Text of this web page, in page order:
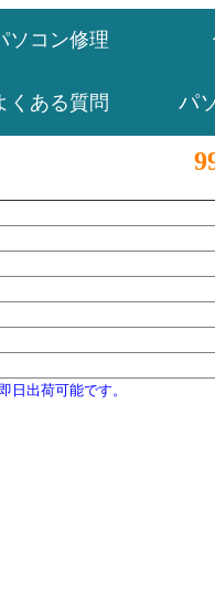
ソコン修理
くある質問 パ
日出荷可能です。